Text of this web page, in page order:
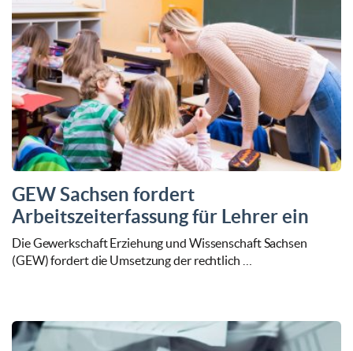
GEW Sachsen fordert
Arbeitszeiterfassung für Lehrer ein
Die Gewerkschaft Erziehung und Wissenschaft Sachsen
(GEW) fordert die Umsetzung der rechtlich …